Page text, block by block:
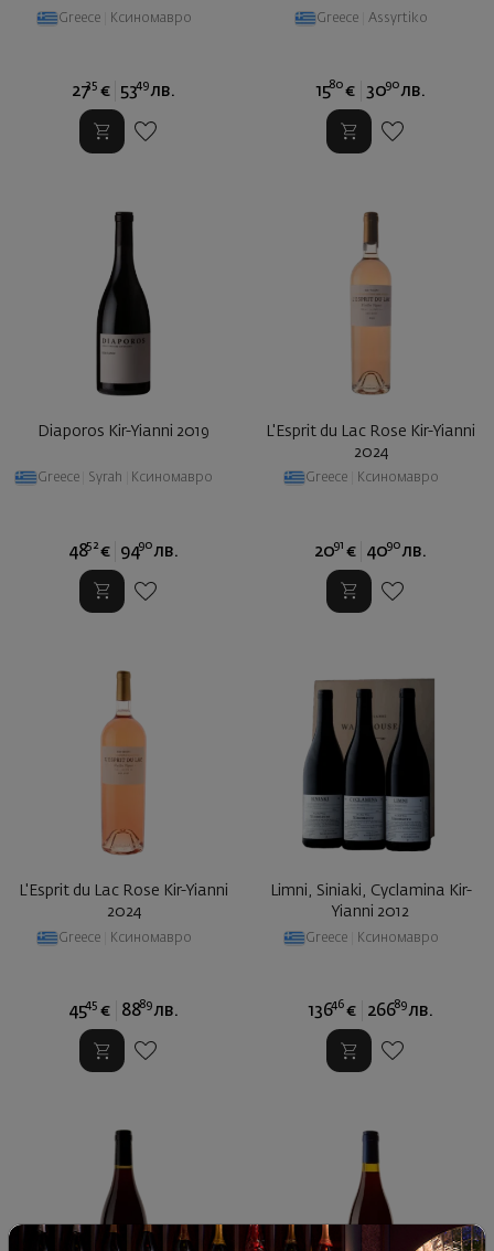
Greece Ксиномавро
2735 € 5349 лв.
Greece Assyrtiko
1580 € 3090 лв.
Diaporos Kir-Yianni 2019
Greece Syrah Ксиномавро
4852 € 9490 лв.
L'Esprit du Lac Rose Kir-Yianni
2024
Greece Ксиномавро
2091 € 4090 лв.
L'Esprit du Lac Rose Kir-Yianni
2024
Greece Ксиномавро
4545 € 8889 лв.
Limni, Siniaki, Cyclamina Kir-
Yianni 2012
Greece Ксиномавро
13646 € 26689 лв.